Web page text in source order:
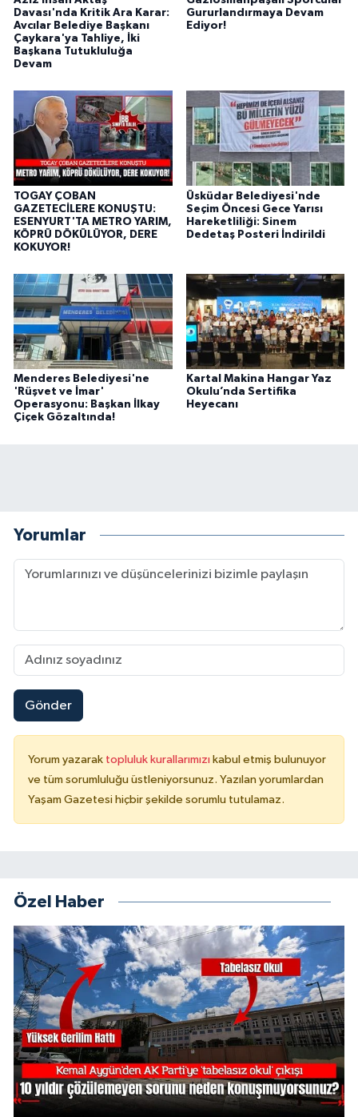
Davası'nda Kritik Ara Karar:
Avcılar Belediye Başkanı
Çaykara'ya Tahliye, İki
Başkana Tutukluluğa
Devam
Gururlandırmaya Devam
Ediyor!
TOGAY ÇOBAN
GAZETECİLERE KONUŞTU:
ESENYURT'TA METRO YARIM,
KÖPRÜ DÖKÜLÜYOR, DERE
KOKUYOR!
Üsküdar Belediyesi'nde
Seçim Öncesi Gece Yarısı
Hareketliliği: Sinem
Dedetaş Posteri İndirildi
Menderes Belediyesi'ne
'Rüşvet ve İmar'
Operasyonu: Başkan İlkay
Çiçek Gözaltında!
Kartal Makina Hangar Yaz
Okulu’nda Sertifika
Heyecanı
Yorumlar
Gönder
Yorum yazarak topluluk kurallarımızı kabul etmiş bulunuyor
ve tüm sorumluluğu üstleniyorsunuz. Yazılan yorumlardan
Yaşam Gazetesi hiçbir şekilde sorumlu tutulamaz.
Özel Haber